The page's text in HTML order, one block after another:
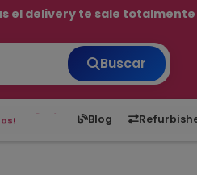
el delivery te sale totalmente
INTERÉS con tarjetas
Buscar
Blog
6,050 5.20 1,900